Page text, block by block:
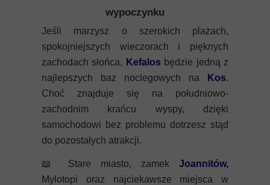
wypoczynku
Jeśli marzysz o szerokich plażach,
spokojniejszych wieczorach i pięknych
zachodach słońca, Kefalos będzie jedną z
najlepszych baz noclegowych na
Kos.
Choć znajduje się na południowo-
zachodnim krańcu wyspy, dzięki
samochodowi bez problemu dotrzesz stąd
do pozostałych atrakcji.
📖 Stare miasto, zamek Joannitów,
Mylotopi oraz najciekawsze miejsca w